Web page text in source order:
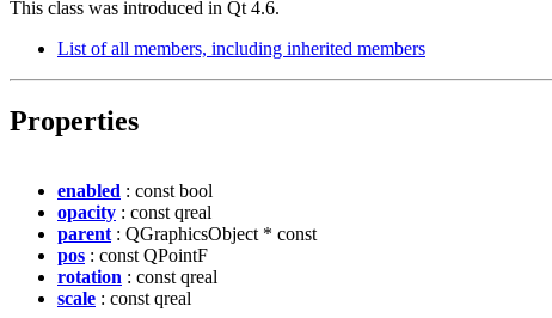
This class was introduced in Qt 4.6.
List of all members, including inherited members
Properties
enabled : const bool
opacity : const qreal
parent : QGraphicsObject * const
pos : const QPointF
rotation : const qreal
scale : const qreal